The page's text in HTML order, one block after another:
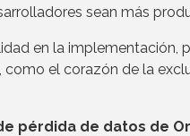
sean más
en la implementación,
como el corazón de la
pérdida de datos de